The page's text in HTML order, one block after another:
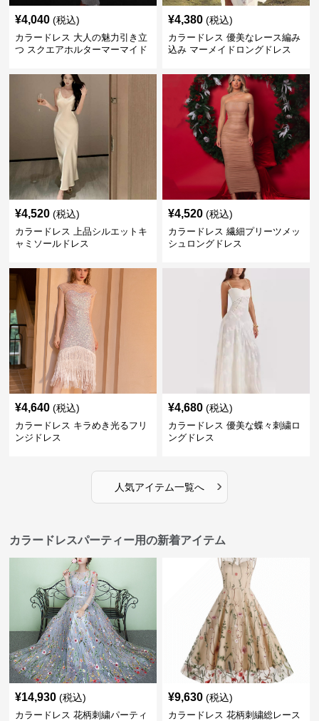
¥4,040 (税込)
カラードレス 大人の魅力引き立
つ スクエアホルターマーマイド
¥4,380 (税込)
カラードレス 優美なレース編み
込み マーメイドロングドレス
¥4,520 (税込)
カラードレス 上品シルエットキ
ャミソールドレス
¥4,520 (税込)
カラードレス 繊細プリーツメッ
シュロングドレス
¥4,640 (税込)
カラードレス キラめき光るフリ
ンジドレス
¥4,680 (税込)
カラードレス 優美な蝶々刺繍ロ
ングドレス
人気アイテム一覧へ ›
カラードレスパーティー用の新着アイテム
¥14,930 (税込)
カラードレス 花柄刺繍パーティ
¥9,630 (税込)
カラードレス 花柄刺繍総レース